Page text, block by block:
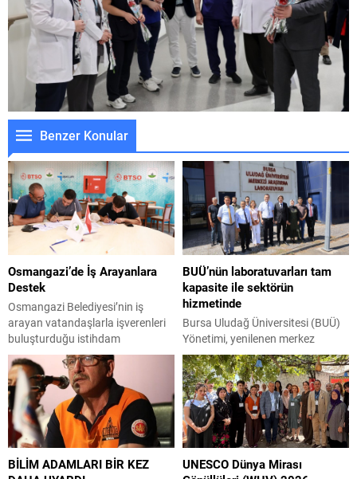
Benzer Konular
Osmangazi’de İş Arayanlara
Destek
Osmangazi Belediyesi’nin iş
arayan vatandaşlarla işverenleri
buluşturduğu istihdam
buluşmalarının bir yenisi daha
gerçekleştirildi. Yoğun katılımın
olduğu organizasyonda
işverenlerle birebir görüşme
yapan 50 kişi yapılan
değerlendirmelerin ardından iş
sahibi oldu. Osmangazi
Belediyesi’nin, Bursa Ticaret ve
BUÜ’nün laboratuvarları tam
kapasite ile sektörün
hizmetinde
Bursa Uludağ Üniversitesi (BUÜ)
Yönetimi, yenilenen merkez
laboratuvar binasını iş dünyası ve
akademisyenlerin daha fazla
kullanabilmesi adına kolları sıvadı.
BUÜ Rektörü Prof. Dr. Ferudun
Yılmaz, araştırma üniversitesi
vizyonu doğrultusunda yenilenen
ve tam kapasite çalışması için
tüm teknolojik yatırımları
BİLİM ADAMLARI BİR KEZ
UNESCO Dünya Mirası